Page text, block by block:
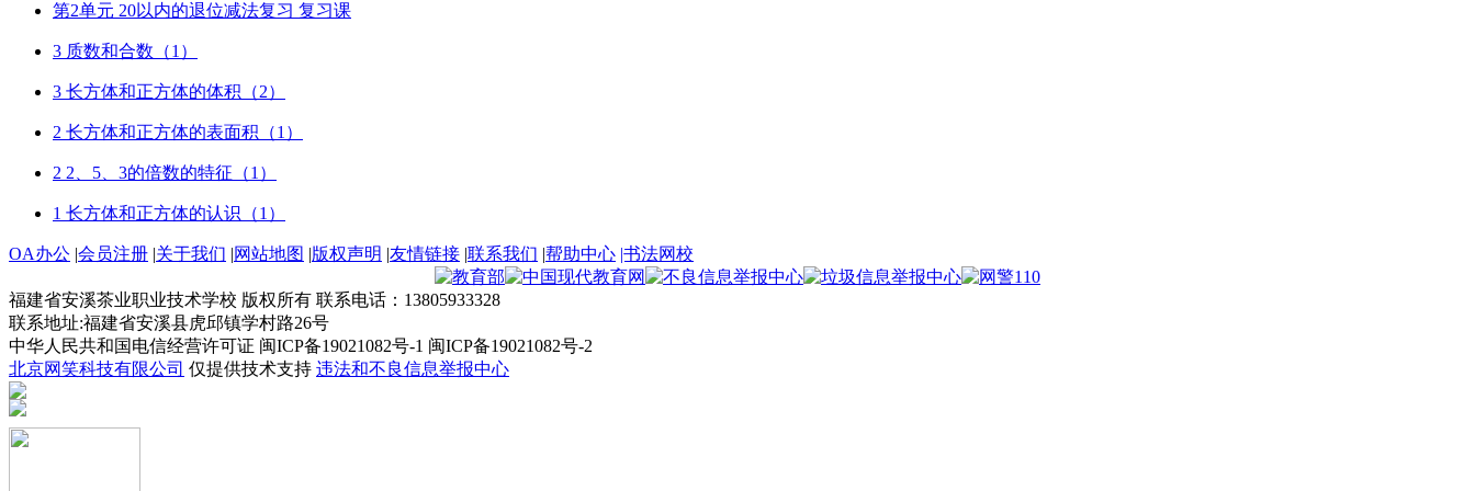
第2单元 20以内的退位减法复习 复习课
3 质数和合数（1）
3 长方体和正方体的体积（2）
2 长方体和正方体的表面积（1）
2 2、5、3的倍数的特征（1）
1 长方体和正方体的认识（1）
OA办公 |会员注册 |关于我们 |网站地图 |版权声明 |友情链接 |联系我们 |帮助中心 |书法网校
福建省安溪茶业职业技术学校 版权所有 联系电话：13805933328
联系地址:福建省安溪县虎邱镇学村路26号
中华人民共和国电信经营许可证 闽ICP备19021082号-1 闽ICP备19021082号-2
北京网笑科技有限公司 仅提供技术支持 违法和不良信息举报中心